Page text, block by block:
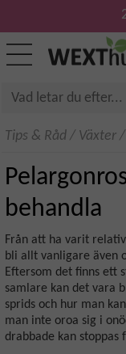
Tips & Råd / Växter /
behandla
Från att ha varit
bli allt vanligare även
Eftersom det finns ett
samlare kan det vara
sprids och hur man
man inte oroa sig i
drabbade kan stoppas